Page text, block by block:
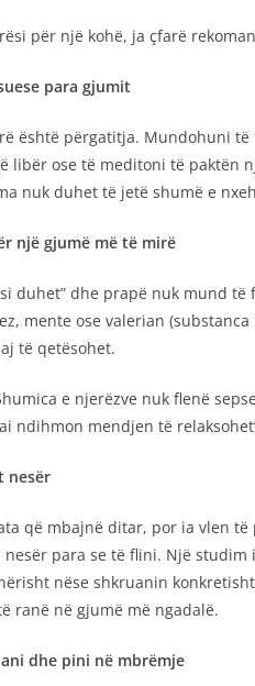
për një kohë, ja çfarë
para gjumit
është përgatitja. Mundohuni
libër ose të meditoni të
nuk duhet të jetë shumë e
një gjumë më të mirë
duhet” dhe prapë nuk mund
mente ose valerian
të qetësohet.
e njerëzve nuk flenë
ndihmon mendjen të
nesër
që mbajnë ditar, por ia vlen
para se të flini. Një
nëse shkruanin
ranë në gjumë më ngadalë.
dhe pini në mbrëmje